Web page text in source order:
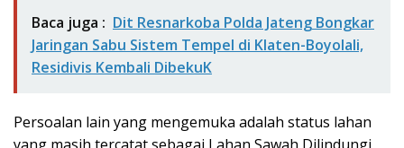
Baca juga : Dit Resnarkoba Polda Jateng Bongkar
Jaringan Sabu Sistem Tempel di Klaten-Boyolali,
Residivis Kembali DibekuK
Persoalan lain yang mengemuka adalah status lahan